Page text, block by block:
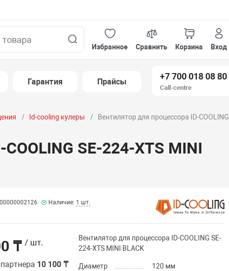
Избранное
Сравнить Корзина Вход
Гарантия Прайсы
+7 700 018 08 80
Call-centre
Id-cooling кулеры
Вентилятор для процессора ID-COOLING
SE-224-XTS MINI
Наличие: 1 шт.
₸ / шт.
10 100 ₸
Вентилятор для процессора ID-COOLING SE-
224-XTS MINI BLACK
Диаметр
120 мм